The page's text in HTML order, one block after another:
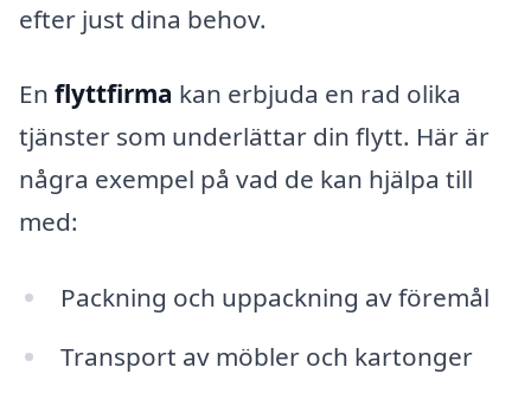
efter just dina behov.
En flyttfirma kan erbjuda en rad olika
tjänster som underlättar din flytt. Här är
några exempel på vad de kan hjälpa till
med:
Packning och uppackning av föremål
Transport av möbler och kartonger